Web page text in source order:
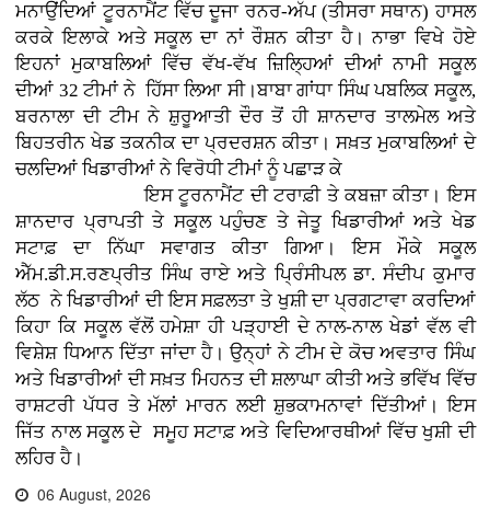
ਮਨਾਉਂਦਿਆਂ ਟੂਰਨਾਮੈਂਟ ਵਿੱਚ ਦੂਜਾ ਰਨਰ-ਅੱਪ (ਤੀਸਰਾ ਸਥਾਨ) ਹਾਸਲ
ਕਰਕੇ ਇਲਾਕੇ ਅਤੇ ਸਕੂਲ ਦਾ ਨਾਂ ਰੌਸ਼ਨ ਕੀਤਾ ਹੈ। ਨਾਭਾ ਵਿਖੇ ਹੋਏ
ਇਹਨਾਂ ਮੁਕਾਬਲਿਆਂ ਵਿੱਚ ਵੱਖ-ਵੱਖ ਜ਼ਿਲ੍ਹਿਆਂ ਦੀਆਂ ਨਾਮੀ ਸਕੂਲ
ਦੀਆਂ 32 ਟੀਮਾਂ ਨੇ ਹਿੱਸਾ ਲਿਆ ਸੀ।ਬਾਬਾ ਗਾਂਧਾ ਸਿੰਘ ਪਬਲਿਕ ਸਕੂਲ,
ਬਰਨਾਲਾ ਦੀ ਟੀਮ ਨੇ ਸ਼ੁਰੂਆਤੀ ਦੌਰ ਤੋਂ ਹੀ ਸ਼ਾਨਦਾਰ ਤਾਲਮੇਲ ਅਤੇ
ਬਿਹਤਰੀਨ ਖੇਡ ਤਕਨੀਕ ਦਾ ਪ੍ਰਦਰਸ਼ਨ ਕੀਤਾ। ਸਖ਼ਤ ਮੁਕਾਬਲਿਆਂ ਦੇ
ਚਲਦਿਆਂ ਖਿਡਾਰੀਆਂ ਨੇ ਵਿਰੋਧੀ ਟੀਮਾਂ ਨੂੰ ਪਛਾੜ ਕੇ
ਇਸ ਟੂਰਨਾਮੈਂਟ ਦੀ ਟਰਾਫ਼ੀ ਤੇ ਕਬਜ਼ਾ ਕੀਤਾ। ਇਸ
ਸ਼ਾਨਦਾਰ ਪ੍ਰਾਪਤੀ ਤੇ ਸਕੂਲ ਪਹੁੰਚਣ ਤੇ ਜੇਤੂ ਖਿਡਾਰੀਆਂ ਅਤੇ ਖੇਡ
ਸਟਾਫ਼ ਦਾ ਨਿੱਘਾ ਸਵਾਗਤ ਕੀਤਾ ਗਿਆ। ਇਸ ਮੌਕੇ ਸਕੂਲ
ਐੱਮ.ਡੀ.ਸ.ਰਣਪ੍ਰੀਤ ਸਿੰਘ ਰਾਏ ਅਤੇ ਪ੍ਰਿੰਸੀਪਲ ਡਾ. ਸੰਦੀਪ ਕੁਮਾਰ
ਲੱਠ ਨੇ ਖਿਡਾਰੀਆਂ ਦੀ ਇਸ ਸਫ਼ਲਤਾ ਤੇ ਖੁਸ਼ੀ ਦਾ ਪ੍ਰਗਟਾਵਾ ਕਰਦਿਆਂ
ਕਿਹਾ ਕਿ ਸਕੂਲ ਵੱਲੋਂ ਹਮੇਸ਼ਾ ਹੀ ਪੜ੍ਹਾਈ ਦੇ ਨਾਲ-ਨਾਲ ਖੇਡਾਂ ਵੱਲ ਵੀ
ਵਿਸ਼ੇਸ਼ ਧਿਆਨ ਦਿੱਤਾ ਜਾਂਦਾ ਹੈ। ਉਨ੍ਹਾਂ ਨੇ ਟੀਮ ਦੇ ਕੋਚ ਅਵਤਾਰ ਸਿੰਘ
ਅਤੇ ਖਿਡਾਰੀਆਂ ਦੀ ਸਖ਼ਤ ਮਿਹਨਤ ਦੀ ਸ਼ਲਾਘਾ ਕੀਤੀ ਅਤੇ ਭਵਿੱਖ ਵਿੱਚ
ਰਾਸ਼ਟਰੀ ਪੱਧਰ ਤੇ ਮੱਲਾਂ ਮਾਰਨ ਲਈ ਸ਼ੁਭਕਾਮਨਾਵਾਂ ਦਿੱਤੀਆਂ। ਇਸ
ਜਿੱਤ ਨਾਲ ਸਕੂਲ ਦੇ ਸਮੂਹ ਸਟਾਫ਼ ਅਤੇ ਵਿਦਿਆਰਥੀਆਂ ਵਿੱਚ ਖੁਸ਼ੀ ਦੀ
ਲਹਿਰ ਹੈ।
06 August, 2026